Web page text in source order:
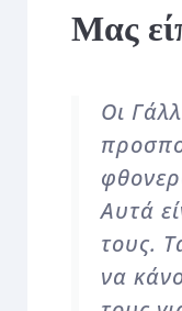
Μας
Οι
Αυτά
τους.
να